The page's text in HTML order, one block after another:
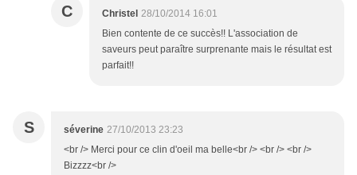
C Christel 28/10/2014 16:01
Bien contente de ce succès!! L'association de
saveurs peut paraître surprenante mais le résultat est
parfait!!
S séverine 27/10/2013 23:23
<br /> Merci pour ce clin d'oeil ma belle<br /> <br /> <br />
Bizzzz<br />